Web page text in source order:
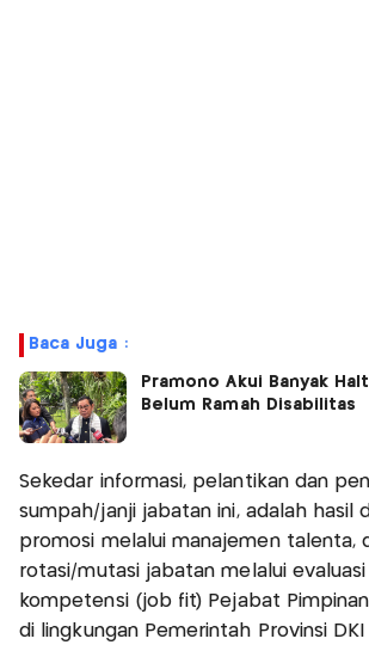
Baca Juga :
Pramono Akui Banyak
Belum Ramah Disabilitas
Sekedar informasi, pelantikan dan
sumpah/janji jabatan ini, adalah hasil
promosi melalui manajemen talenta,
rotasi/mutasi jabatan melalui
kompetensi (job fit) Pejabat
di lingkungan Pemerintah Provinsi